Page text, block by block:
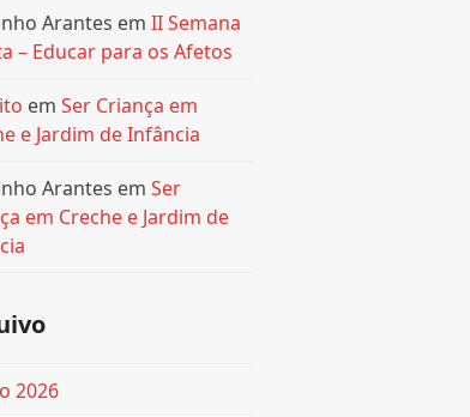
Arantes em II Semana
– Educar para os Afetos
em Ser Criança em
e Jardim de Infância
Arantes em Ser
em Creche e Jardim de
2026